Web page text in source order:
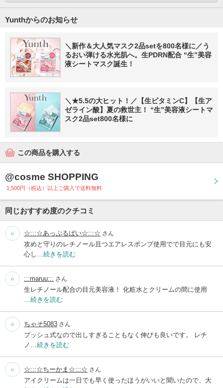
Yunthからのお知らせ
＼新作＆大人気マスク2品setを800名様に／う
るおい弾ける水光肌へ。生PDRN配合 “生”美容
液シートマスク誕生！
＼★5.5の大ヒット！／【生ビタミンC】【生ア
ゼライン酸】夏の救世主！ “生”美容液シートマ
スク2品set800名様に
この商品を購入する
@cosme SHOPPING
1,500円（税込）以上ご購入で送料無料
同じおすすめ度のクチコミ
☆:::☆あっぷるぱい☆:::☆ さん
攻めと守りのレチノール且つエアレスポンプ使用でで目元にも安
心し… 続きを読む
:::maruu::: さん
生レチノール配合の目元美容液！ 化粧水とクリームの間に使用
続きを読む
ちゃそ5083 さん
プッシュ式なので出しすぎることもなく伸びも良いです。 レチ
ノ… 続きを読む
☆:::☆ちーかま☆:::☆ さん
アイクリームは一日でも早く使ったほうがいいと聞いたので、大